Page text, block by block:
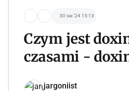
30 sie '24 15:13
Czym jest
czasami -
jargoniist